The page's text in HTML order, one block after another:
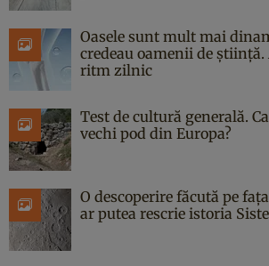
Oasele sunt mult mai
credeau oamenii de
ritm zilnic
Test de cultură generală.
vechi pod din Europa?
O descoperire făcută pe
ar putea rescrie istoria